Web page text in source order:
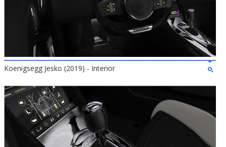
Koenigsegg Jesko (2019) - Interior